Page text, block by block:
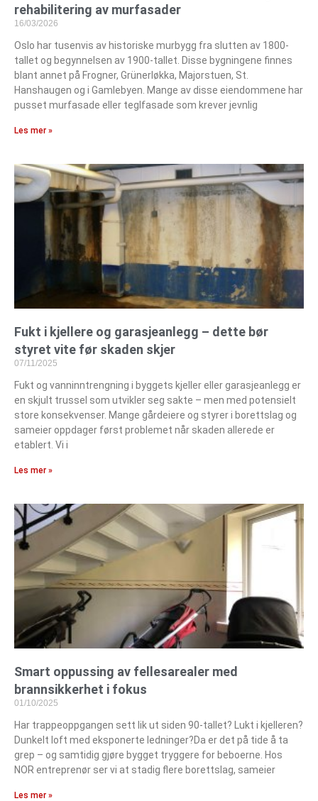
rehabilitering av murfasader
16/03/2026
Oslo har tusenvis av historiske murbygg fra slutten av 1800-
tallet og begynnelsen av 1900-tallet. Disse bygningene finnes
blant annet på Frogner, Grünerløkka, Majorstuen, St.
Hanshaugen og i Gamlebyen. Mange av disse eiendommene har
pusset murfasade eller teglfasade som krever jevnlig
Les mer »
Fukt i kjellere og garasjeanlegg – dette bør
styret vite før skaden skjer
07/11/2025
Fukt og vanninntrengning i byggets kjeller eller garasjeanlegg er
en skjult trussel som utvikler seg sakte – men med potensielt
store konsekvenser. Mange gårdeiere og styrer i borettslag og
sameier oppdager først problemet når skaden allerede er
etablert. Vi i
Les mer »
Smart oppussing av fellesarealer med
brannsikkerhet i fokus
01/10/2025
Har trappeoppgangen sett lik ut siden 90-tallet? Lukt i kjelleren?
Dunkelt loft med eksponerte ledninger?Da er det på tide å ta
grep – og samtidig gjøre bygget tryggere for beboerne. Hos
NOR entreprenør ser vi at stadig flere borettslag, sameier
Les mer »